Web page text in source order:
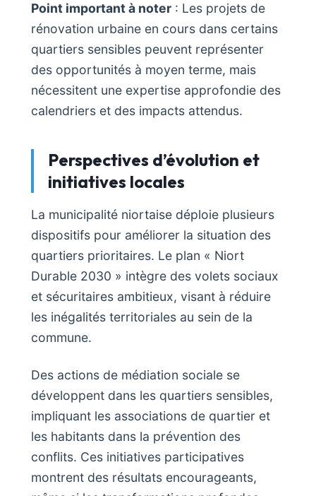
Point important à noter : Les projets de
rénovation urbaine en cours dans certains
quartiers sensibles peuvent représenter
des opportunités à moyen terme, mais
nécessitent une expertise approfondie des
calendriers et des impacts attendus.
Perspectives d’évolution et
initiatives locales
La municipalité niortaise déploie plusieurs
dispositifs pour améliorer la situation des
quartiers prioritaires. Le plan « Niort
Durable 2030 » intègre des volets sociaux
et sécuritaires ambitieux, visant à réduire
les inégalités territoriales au sein de la
commune.
Des actions de médiation sociale se
développent dans les quartiers sensibles,
impliquant les associations de quartier et
les habitants dans la prévention des
conflits. Ces initiatives participatives
montrent des résultats encourageants,